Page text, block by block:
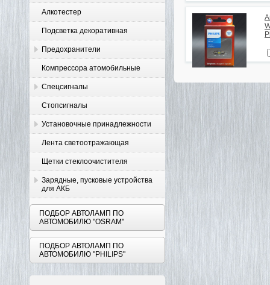
Алкотестер
Подсветка декоративная
Предохранители
Компрессора атомобильные
Спецсигналы
Стопсигналы
Установочные принадлежности
Лента светоотражающая
Щетки стеклоочистителя
Зарядные, пусковые устройства
для АКБ
ПОДБОР АВТОЛАМП ПО
АВТОМОБИЛЮ "OSRAM"
ПОДБОР АВТОЛАМП ПО
АВТОМОБИЛЮ "PHILIPS"